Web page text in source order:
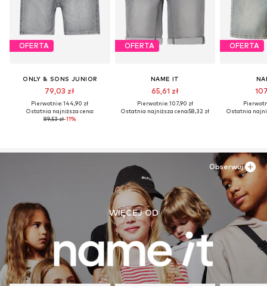
OFERTA
ONLY & SONS JUNIOR
79,03 zł
Pierwotnie: 144,90 zł
Ostatnia najniższa cena:
89,53 zł-11%
OFERTA
NAME IT
65,61 zł
Pierwotnie: 107,90 zł
Ostatnia najniższa cena:58,32 zł
OFERTA
Ostatnia
WIĘCEJ OD
Obserwuj